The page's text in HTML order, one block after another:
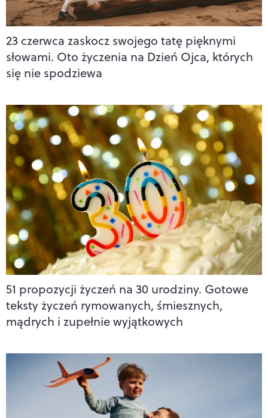
23 czerwca zaskocz swojego tatę pięknymi
słowami. Oto życzenia na Dzień Ojca, których
się nie spodziewa
51 propozycji życzeń na 30 urodziny. Gotowe
teksty życzeń rymowanych, śmiesznych,
mądrych i zupełnie wyjątkowych